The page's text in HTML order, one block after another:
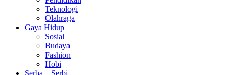
Teknologi
Olahraga
Gaya Hidup
Sosial
Budaya
Fashion
Hobi